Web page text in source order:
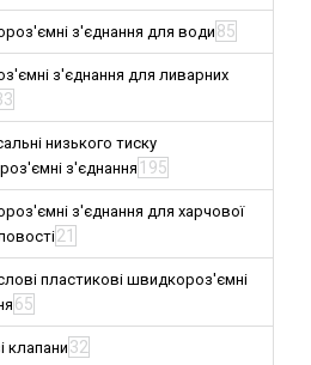
з'єднання для води85
з'єднання для ливарних
низького тиску
з'єднання 195
з'єднання для харчової
21
пластикові швидкороз'ємні
65
клапани 32